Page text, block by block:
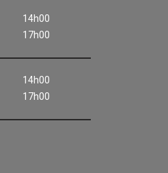
14h00
17h00
14h00
17h00